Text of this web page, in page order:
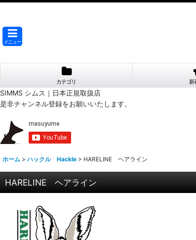
メニュー
カテゴリ 新
SIMMS シムス｜日本正規取扱店
是非チャンネル登録をお願いいたします。
ホーム > ハックル Hackle > HARELINE ヘアライン
HARELINE ヘアライン